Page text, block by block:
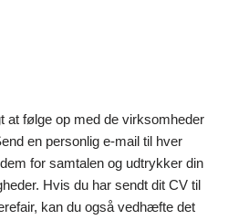
at følge op med de virksomheder
en personlig e-mail til hver
for samtalen og udtrykker din
Hvis du har sendt dit CV til
kan du også vedhæfte det